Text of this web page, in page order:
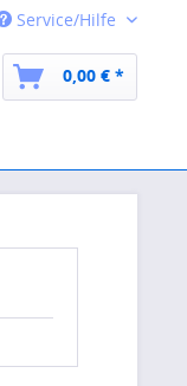
Service/Hilfe
0,00 € *